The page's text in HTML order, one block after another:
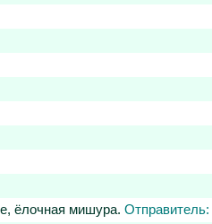
ёлочная мишура. Отправитель: